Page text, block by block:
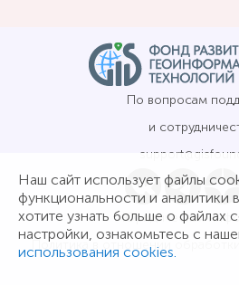
Наш сайт использует файлы
функциональности и аналитики
хотите узнать больше о файлах
настройки, ознакомьтесь с
использования cookies.
По вопросам
и
Юридическая
Политика в отношении